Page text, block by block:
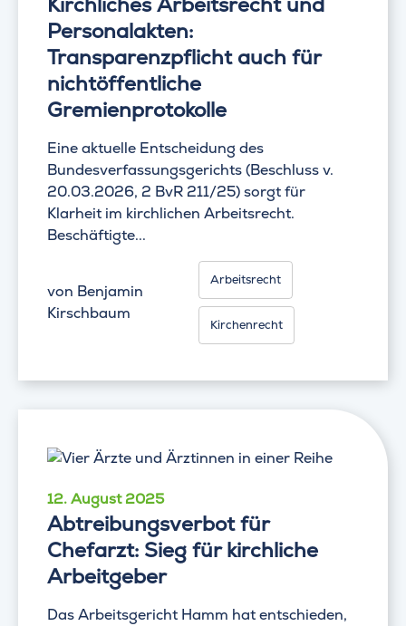
Personalakten:
Transparenzpflicht auch für
nichtöffentliche
Gremienprotokolle
Eine aktuelle Entscheidung des
Bundesverfassungsgerichts (Beschluss v.
20.03.2026, 2 BvR 211/25) sorgt für
Klarheit im kirchlichen Arbeitsrecht.
Beschäftigte...
von Benjamin
Kirschbaum
Arbeitsrecht
Kirchenrecht
12. August 2025
Abtreibungsverbot für
Chefarzt: Sieg für kirchliche
Arbeitgeber
Das Arbeitsgericht Hamm hat entschieden,